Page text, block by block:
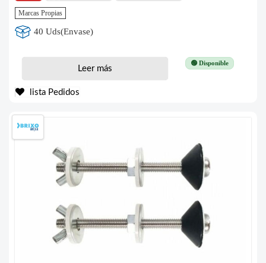
Marcas Propias
40 Uds(Envase)
🟢 Disponible
Leer más
lista Pedidos